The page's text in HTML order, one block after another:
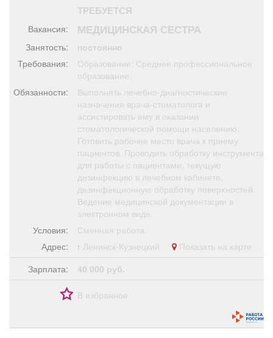
Обучение
Поздравления
Я - пенсионер
ТРЕБУЕТСЯ
Вакансия: МЕДИЦИНСКАЯ СЕСТРА
Занятость:
постоянно
Требования:
Образование: Среднее профессиональное
образование.
Обязанности:
Выполнять лечебно-диагностические
назначения врача-стоматолога и
ассистировать ему в оказании
стоматологической помощи населению.
Готовить рабочее место врача к приему
пациентов. Проводить обработку инструмента
для работы с пациентами, текущую
дезинфекцию в лечебном кабинете,
дезинфекционную обработку поверхностей.
Ведение медицинской документации в
электронном виде.
Условия:
Сменная работа.
Адрес:
г Ленинск-Кузнецкий
Показать на карте
Зарплата:
40 000 руб.
В избранное